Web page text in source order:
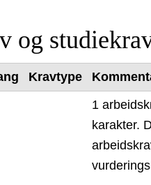
og
Kravtype
1
karakter.